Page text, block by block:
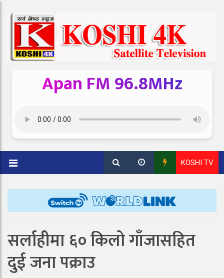
Apan FM 96.8MHz
KOSHI TV
सर्लाहीमा ६० किलो गाँजासहित
दुई जना पक्राउ